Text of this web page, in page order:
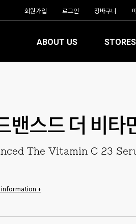
회원가입 로그인 장바구니
ABOUT US STORES
밴스드 더 비타
The Vitamin C 23
+